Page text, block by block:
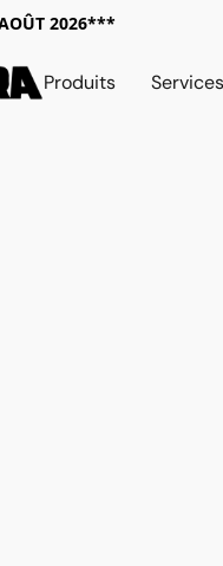
2026***
Produits Services